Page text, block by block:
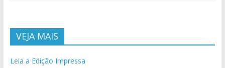
VEJA MAIS
Leia a Edição Impressa